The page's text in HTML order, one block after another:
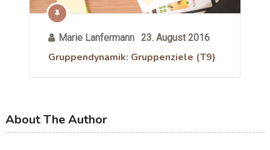
Marie Lanfermann 23. August 2016
Gruppendynamik: Gruppenziele (T9)
About The Author